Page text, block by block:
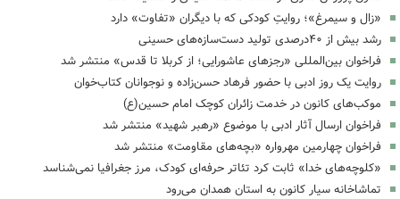
«زال و سیمرغ»؛ روایتِ کودکی که با دیگران «تفاوت» دارد
رشد بیش از ۴۰درصدی تولید دست‌سازه‌های حسینی
فراخوان بین‌المللی «رجزهای عاشورایی؛ از کربلا تا قدس» منتشر شد
روایت یک روز ادبی با حضور فرهاد حسن‌زاده و نوجوانان کتاب‌خوان
موکب‌های کانون در خدمت زائران کوچک امام حسین(ع)
فراخوان ارسال آثار ادبی با موضوع «رهبر شهید» منتشر شد
فراخوان چهارمین مهرواره «بچه‌های مقاومت» منتشر شد
«کلوچه‌های خدا» ثابت کرد تئاتر حرفه‌ای کودک، مرز جغرافیا نمی‌شناسد
تماشاخانه سیار کانون به استان همدان می‌رود